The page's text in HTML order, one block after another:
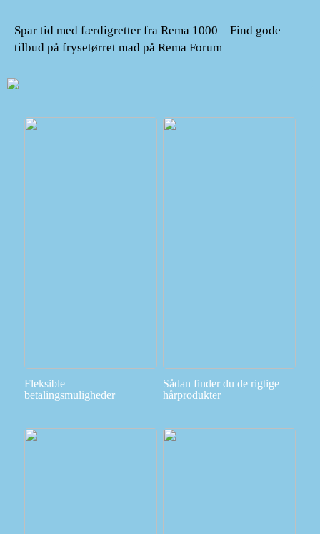
Spar tid med færdigretter fra Rema 1000 – Find gode
tilbud på frysetørret mad på Rema Forum
Fleksible
betalingsmuligheder
Sådan finder du de rigtige
hårprodukter